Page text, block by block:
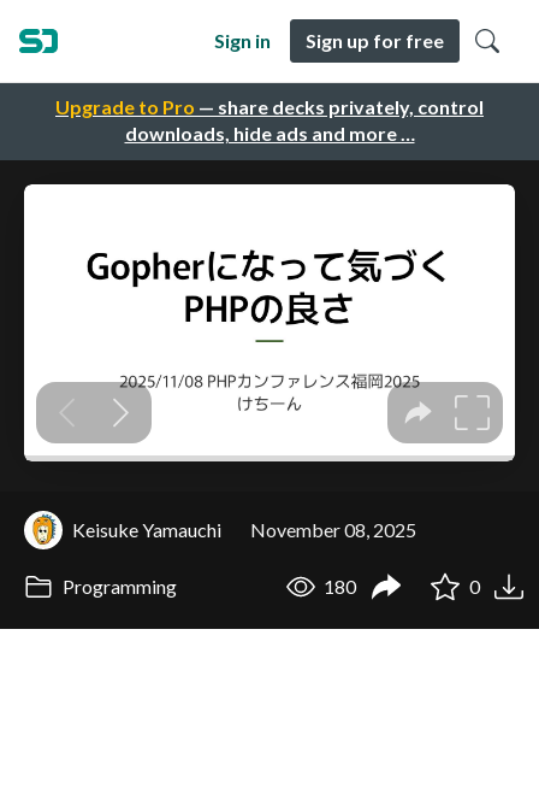
Upgrade to Pro — share decks privately, control
downloads, hide ads and more …
Sign in Sign up for free
Keisuke Yamauchi November 08, 2025
Programming 180 0